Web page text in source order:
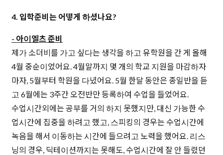
4. 입학준비는 어떻게 하셨나요?
- 아이엘츠 준비
제가 소더비를 가고 싶다는 생각을 하고 유학원을 간 게 올해
4월 중순이었어요. 4월말까지 몇 개의 학교 지원을 마감하자
마자, 5월부터 학원을 다녔어요. 5월 한달 동안은 종일반을 듣
고 6월에는 3주간 오전반만 등록하여 수업을 들었어요.
수업시간외에는 공부를 거의 하지 못했지만, 대신 가능한 수
업시간에 집중을 하려고 했고, 스피킹의 경우는 수업시간에
녹음을 해서 이동하는 시간에 들으려고 노력을 했어요. 리스
닝의 경우, 딕테이션까지는 못해도, 수업시간에 잘 안 들렸던